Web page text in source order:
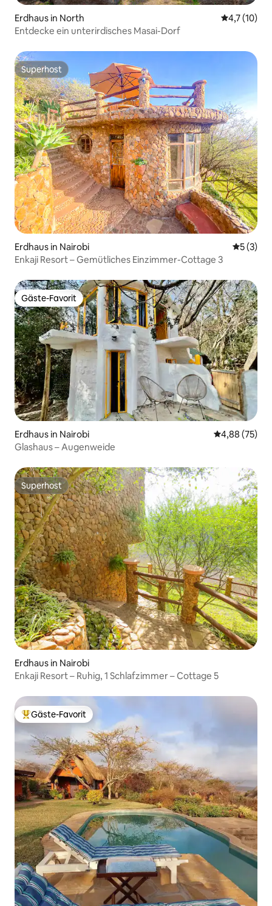
Erdhaus in North
4,7 (10)
Entdecke ein unterirdisches Masai-Dorf
Superhost
Superhost
Erdhaus in Nairobi
5 (3)
Enkaji Resort – Gemütliches Einzimmer-Cottage 3
Gäste-Favorit
Gäste-Favorit
Erdhaus in Nairobi
4,88 (75)
Glashaus – Augenweide
Superhost
Superhost
Erdhaus in Nairobi
Enkaji Resort – Ruhig, 1 Schlafzimmer – Cottage 5
Beliebter Gäste-Favorit.
Gäste-Favorit